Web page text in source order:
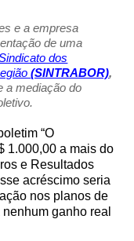
e a empresa
de uma
dos
(SINTRABOR),
a mediação do
“O
1.000,00 a mais do
e Resultados
acréscimo seria
nos planos de
ganho real